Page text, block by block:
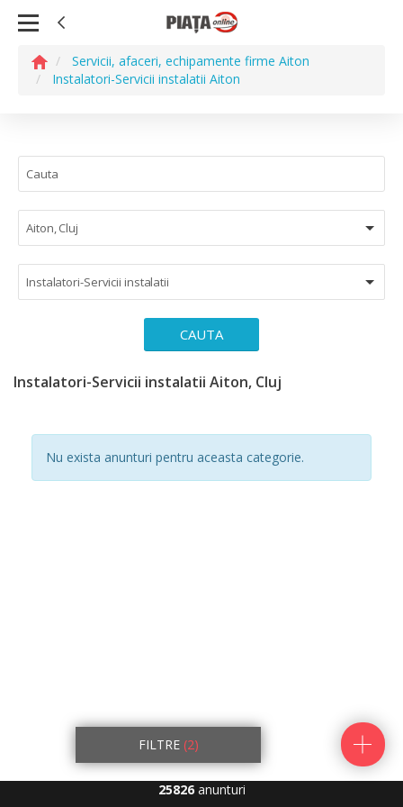
Servicii, afaceri, echipamente firme Aiton
Instalatori-Servicii instalatii Aiton
Aiton, Cluj
Instalatori-Servicii instalatii
CAUTA
Instalatori-Servicii instalatii Aiton, Cluj
Nu exista anunturi pentru aceasta categorie.
FILTRE (2)
25826anunturi